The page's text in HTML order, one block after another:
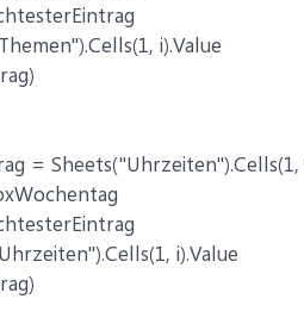
i).Value
=
i).Value